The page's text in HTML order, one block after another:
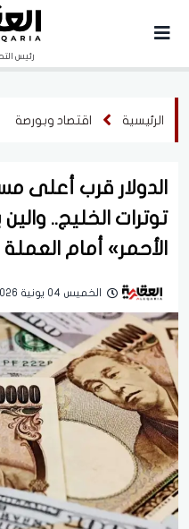
رئيس
الرئيسية اقتصاد وبورصة
الدولار قرب
توترات الخليج..
الأحمر» أمام العملة
الخميس 04 يونية 2026 | 09:59 صباحاً